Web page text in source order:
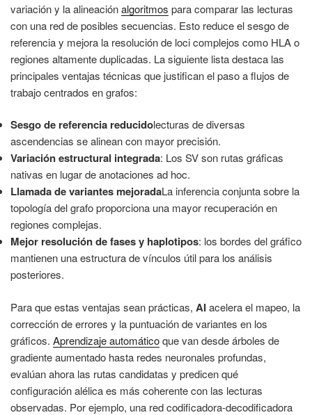
variación y la alineaciónalgoritmos para comparar las lecturas
con una red de posibles secuencias. Esto reduce el sesgo de
referencia y mejora la resolución de loci complejos como HLA o
regiones altamente duplicadas. La siguiente lista destaca las
principales ventajas técnicas que justifican el paso a flujos de
trabajo centrados en grafos:
Sesgo de referencia reducidolecturas de diversas
ascendencias se alinean con mayor precisión.
Variación estructural integrada: Los SV son rutas gráficas
nativas en lugar de anotaciones ad hoc.
Llamada de variantes mejoradaLa inferencia conjunta sobre la
topología del grafo proporciona una mayor recuperación en
regiones complejas.
Mejor resolución de fases y haplotipos: los bordes del gráfico
mantienen una estructura de vínculos útil para los análisis
posteriores.
Para que estas ventajas sean prácticas, AIacelera el mapeo, la
corrección de errores y la puntuación de variantes en los
gráficos. Aprendizaje automáticoque van desde árboles de
gradiente aumentado hasta redes neuronales profundas,
evalúan ahora las rutas candidatas y predicen qué
configuración alélica es más coherente con las lecturas
observadas. Por ejemplo, una red codificadora-decodificadora